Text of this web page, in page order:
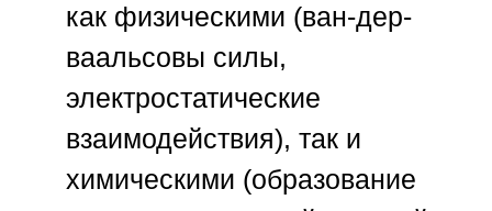
как физическими (ван-дер-
ваальсовы силы,
электростатические
взаимодействия), так и
химическими (образование